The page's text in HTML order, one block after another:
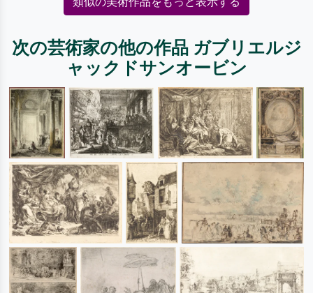
次の芸術家の他の作品 ガブリエルジ
ャックドサンオービン